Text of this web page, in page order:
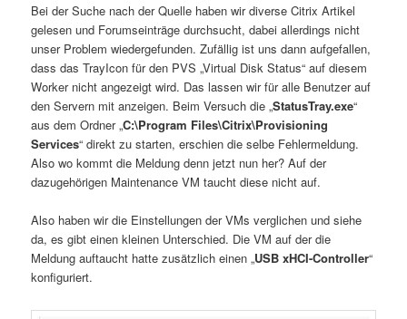
Bei der Suche nach der Quelle haben wir diverse Citrix Artikel
gelesen und Forumseinträge durchsucht, dabei allerdings nicht
unser Problem wiedergefunden. Zufällig ist uns dann aufgefallen,
dass das TrayIcon für den PVS „Virtual Disk Status“ auf diesem
Worker nicht angezeigt wird. Das lassen wir für alle Benutzer auf
den Servern mit anzeigen. Beim Versuch die „StatusTray.exe“
aus dem Ordner „C:\Program Files\Citrix\Provisioning
Services“ direkt zu starten, erschien die selbe Fehlermeldung.
Also wo kommt die Meldung denn jetzt nun her? Auf der
dazugehörigen Maintenance VM taucht diese nicht auf.
Also haben wir die Einstellungen der VMs verglichen und siehe
da, es gibt einen kleinen Unterschied. Die VM auf der die
Meldung auftaucht hatte zusätzlich einen „USB xHCI-Controller“
konfiguriert.